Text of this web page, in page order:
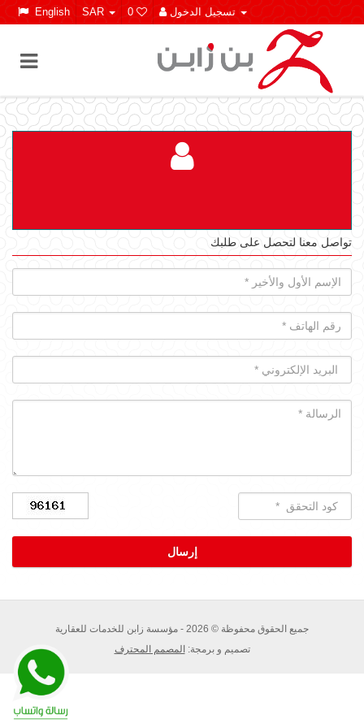
English SAR
تواصل معنا لتحصل على طلبك
جميع الحقوق محفوظة © 2026 - مؤسسة زابن للخدمات للعقارية
تصميم و برمجة: المصمم المحترف